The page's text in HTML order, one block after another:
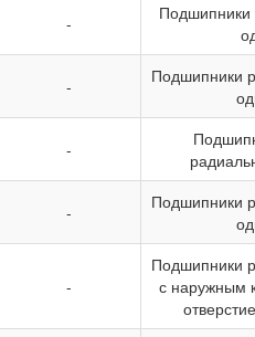
-
-
Подшипники
-
-
Подшипники
-
Подшипники
с наружным